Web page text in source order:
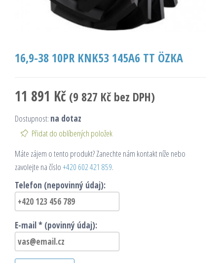
16,9-38 10PR KNK53 145A6 TT ÖZKA
11 891 Kč (9 827 Kč bez DPH)
Dostupnost: na dotaz
Přidat do oblíbených položek
Máte zájem o tento produkt? Zanechte nám kontakt níže nebo
zavolejte na číslo+420 602 421 859.
Telefon (nepovinný údaj):
E-mail * (povinný údaj):